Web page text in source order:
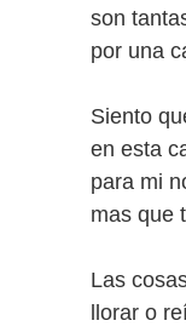
son
por una
Siento
en esta
para mi
mas que
Las
llorar o